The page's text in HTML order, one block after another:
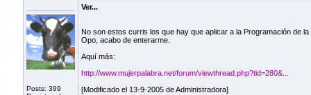
Posts: 399
Ver...
No son estos curris los que hay que aplicar a la Programación de la
Opo, acabo de enterarme.
Aquí más:
http://www.mujerpalabra.net/forum/viewthread.php?tid=280&...
[Modificado el 13-9-2005 de Administradora]